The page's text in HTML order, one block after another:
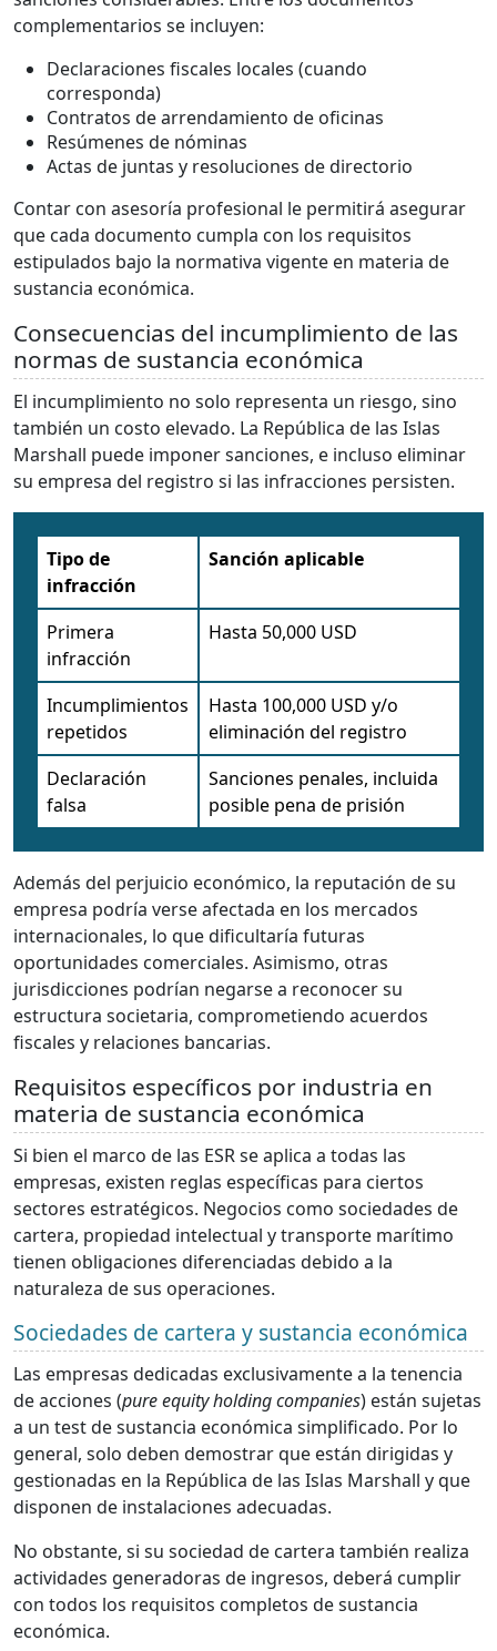
complementarios se incluyen:
Declaraciones fiscales locales (cuando
corresponda)
Contratos de arrendamiento de oficinas
Resúmenes de nóminas
Actas de juntas y resoluciones de directorio
Contar con asesoría profesional le permitirá asegurar
que cada documento cumpla con los requisitos
estipulados bajo la normativa vigente en materia de
sustancia económica.
Consecuencias del incumplimiento de las
normas de sustancia económica
El incumplimiento no solo representa un riesgo, sino
también un costo elevado. La República de las Islas
Marshall puede imponer sanciones, e incluso eliminar
su empresa del registro si las infracciones persisten.
Tipo de
infracción
Sanción aplicable
Primera
infracción
Hasta 50,000 USD
Incumplimientos
repetidos
Hasta 100,000 USD y/o
eliminación del registro
Declaración
falsa
Sanciones penales, incluida
posible pena de prisión
Además del perjuicio económico, la reputación de su
empresa podría verse afectada en los mercados
internacionales, lo que dificultaría futuras
oportunidades comerciales. Asimismo, otras
jurisdicciones podrían negarse a reconocer su
estructura societaria, comprometiendo acuerdos
fiscales y relaciones bancarias.
Requisitos específicos por industria en
materia de sustancia económica
Si bien el marco de las ESR se aplica a todas las
empresas, existen reglas específicas para ciertos
sectores estratégicos. Negocios como sociedades de
cartera, propiedad intelectual y transporte marítimo
tienen obligaciones diferenciadas debido a la
naturaleza de sus operaciones.
Sociedades de cartera y sustancia económica
Las empresas dedicadas exclusivamente a la tenencia
de acciones (pure equity holding companies) están sujetas
a un test de sustancia económica simplificado. Por lo
general, solo deben demostrar que están dirigidas y
gestionadas en la República de las Islas Marshall y que
disponen de instalaciones adecuadas.
No obstante, si su sociedad de cartera también realiza
actividades generadoras de ingresos, deberá cumplir
con todos los requisitos completos de sustancia
económica.